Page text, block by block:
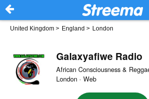
United Kingdom > England > London
Galaxyafiwe Radio
African Consciousness &
London · Web